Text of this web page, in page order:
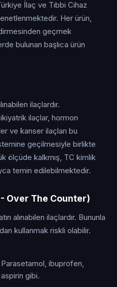
İlaç ve Tıbbi Cihaz
Her ürün,
geçmek
bulunan başlıca ürün
ilaçlardır.
ilaçlar, hormon
ve kanser ilaçları bu
geçilmesiyle birlikte
ölçüde kalkmış, TC kimlik
temin edilebilmektedir.
Over The Counter)
alınabilen ilaçlardır. Bununla
kullanmak riskli olabilir.
Parasetamol, ibuprofen,
aspirin gibi.